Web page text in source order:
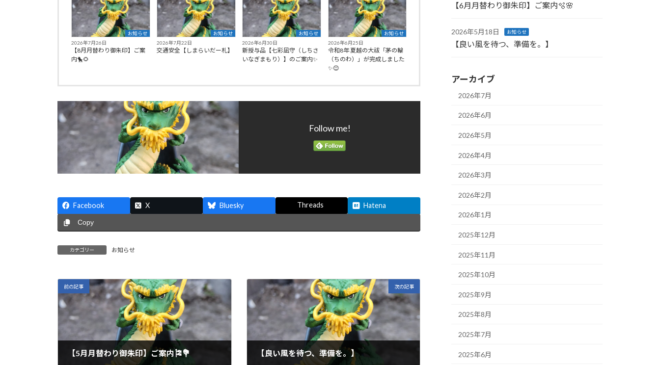
お知らせ
2026年7月26日
【8月月替わり御朱印】ご案
内🐤🌻
お知らせ
2026年7月22日
交通安全【しまらいだー札】
お知らせ
2026年6月30日
新授与品【七彩凪守（しちさ
いなぎまもり）】のご案内✨
お知らせ
2026年6月25日
令和8年 夏越の大祓「茅の輪
（ちのわ）」が完成しました
✨😊
Follow me!
Facebook X Bluesky Threads Hatena
Copy
カテゴリー お知らせ
前の記事
【5月月替わり御朱印】ご案内🎏💐
次の記事
【良い風を待つ、準備を。】
【6月月替わり御朱印】ご案内🫧🌸
2026年5月18日 お知らせ
【良い風を待つ、準備を。】
アーカイブ
2026年7月
2026年6月
2026年5月
2026年4月
2026年3月
2026年2月
2026年1月
2025年12月
2025年11月
2025年10月
2025年9月
2025年8月
2025年7月
2025年6月